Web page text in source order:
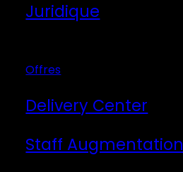
Juridique
Offres
Delivery Center
Staff Augmentation